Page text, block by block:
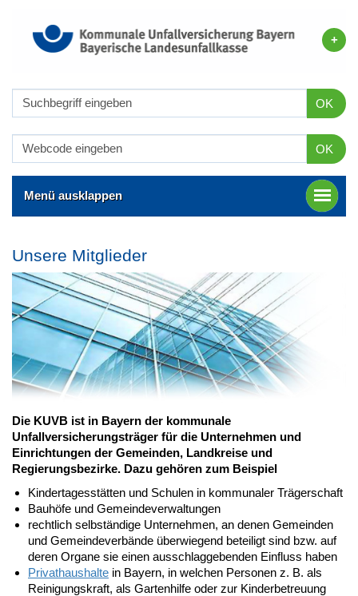
OK
OK
Menü ausklappen
Unsere Mitglieder
Die KUVB ist in Bayern der kommunale
Unfallversicherungsträger für die Unternehmen und
Einrichtungen der Gemeinden, Landkreise und
Regierungsbezirke. Dazu gehören zum Beispiel
Kindertagesstätten und Schulen in kommunaler Trägerschaft
Bauhöfe und Gemeindeverwaltungen
rechtlich selbständige Unternehmen, an denen Gemeinden
und Gemeindeverbände überwiegend beteiligt sind bzw. auf
deren Organe sie einen ausschlaggebenden Einfluss haben
Privathaushalte in Bayern, in welchen Personen z. B. als
Reinigungskraft, als Gartenhilfe oder zur Kinderbetreuung